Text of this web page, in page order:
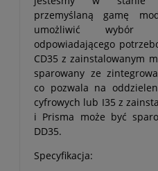
przemyślaną gamę
umożliwić wybór
odpowiadającego
CD35 z zainstalowanym
sparowany ze
co pozwala na
cyfrowych lub I35 z
i Prisma może być
DD35.
Specyfikacja: